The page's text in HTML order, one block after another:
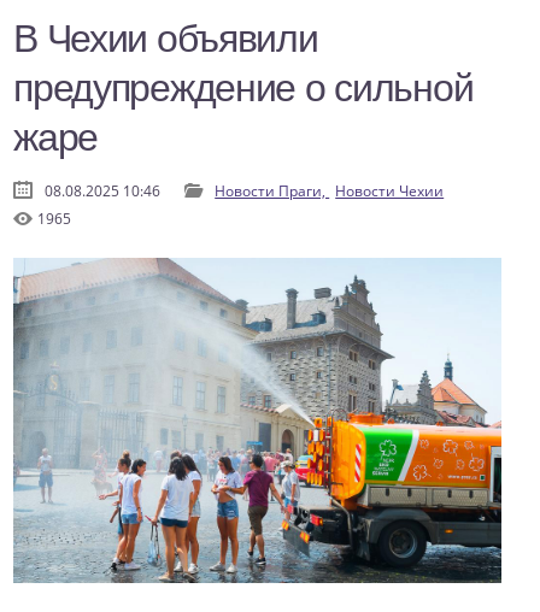
В Чехии объявили
предупреждение о сильной
жаре
08.08.2025 10:46 Новости Праги, Новости Чехии
1965